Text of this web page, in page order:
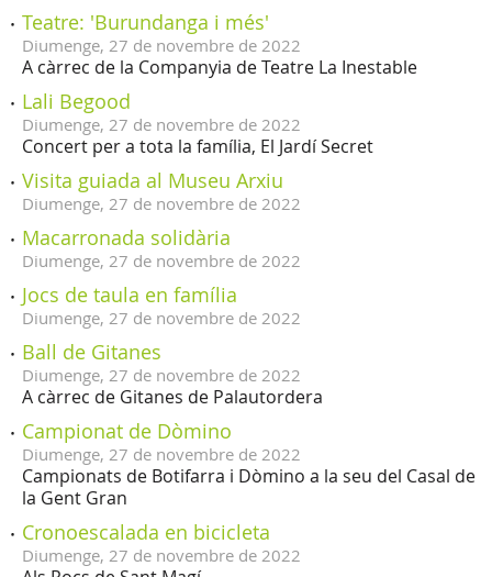
Teatre: 'Burundanga i més'
Diumenge, 27 de novembre de 2022
A càrrec de la Companyia de Teatre La Inestable
Lali Begood
Diumenge, 27 de novembre de 2022
Concert per a tota la família, El Jardí Secret
Visita guiada al Museu Arxiu
Diumenge, 27 de novembre de 2022
Macarronada solidària
Diumenge, 27 de novembre de 2022
Jocs de taula en família
Diumenge, 27 de novembre de 2022
Ball de Gitanes
Diumenge, 27 de novembre de 2022
A càrrec de Gitanes de Palautordera
Campionat de Dòmino
Diumenge, 27 de novembre de 2022
Campionats de Botifarra i Dòmino a la seu del Casal de
la Gent Gran
Cronoescalada en bicicleta
Diumenge, 27 de novembre de 2022